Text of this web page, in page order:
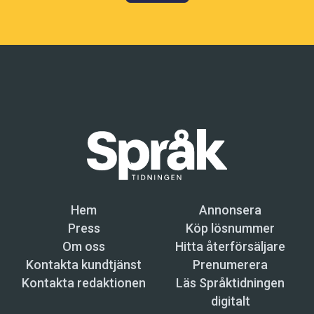
Hem
Annonsera
Press
Köp lösnummer
Om oss
Hitta återförsäljare
Kontakta kundtjänst
Prenumerera
Kontakta redaktionen
Läs Språktidningen
digitalt